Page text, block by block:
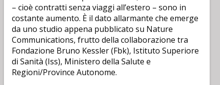
– cioè contratti senza viaggi all’estero – sono in
costante aumento. È il dato allarmante che emerge
da uno studio appena pubblicato su Nature
Communications, frutto della collaborazione tra
Fondazione Bruno Kessler (Fbk), Istituto Superiore
di Sanità (Iss), Ministero della Salute e
Regioni/Province Autonome.